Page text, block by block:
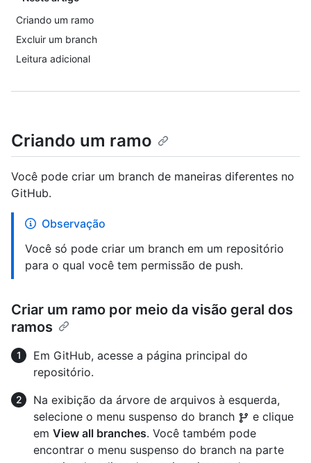
Criando um ramo
Excluir um branch
Leitura adicional
Criando um ramo
Você pode criar um branch de maneiras diferentes no
GitHub.
Observação
Você só pode criar um branch em um repositório
para o qual você tem permissão de push.
Criar um ramo por meio da visão geral dos
ramos
Em GitHub, acesse a página principal do
repositório.
Na exibição da árvore de arquivos à esquerda,
selecione o menu suspenso do branch
e clique
em View all branches. Você também pode
encontrar o menu suspenso do branch na parte